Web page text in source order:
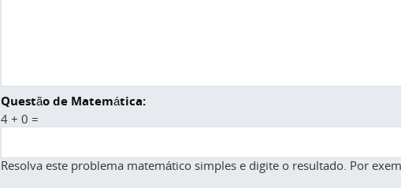
Questão de Matemática:
4 + 0 =
Resolva este problema matemático simples e digite o resultado. Por